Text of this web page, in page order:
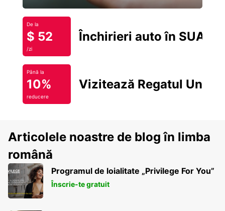
De la
$ 52
/zi
Închirieri auto în SUA
Până la
10%
reducere
Vizitează Regatul Unit
Articolele noastre de blog în limba
română
Programul de loialitate „Privilege For You”
Înscrie-te gratuit